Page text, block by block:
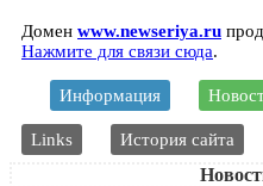
Домен www.newseriya.ru
Нажмите для связи сюда.
Информация
Links История сайта